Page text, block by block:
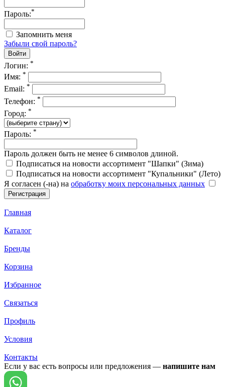
Пароль:*
Запомнить меня
Забыли свой пароль?
Логин: *
Имя: *
Email: *
Телефон: *
Город: *
Пароль: *
Пароль должен быть не менее 6 символов длиной.
Подписаться на новости ассортимент "Шапки" (Зима)
Подписаться на новости ассортимент "Купальники" (Лето)
Я согласен (-на) на обработку моих персональных данных
Главная
Каталог
Бренды
Корзина
Избранное
Связаться
Профиль
Условия
Контакты
Если у вас есть вопросы или предложения — напишите нам